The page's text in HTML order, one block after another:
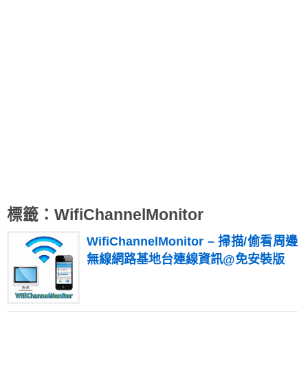
標籤：WifiChannelMonitor
WifiChannelMonitor – 掃描/偷看周邊
無線網路基地台連線資訊@免安裝版